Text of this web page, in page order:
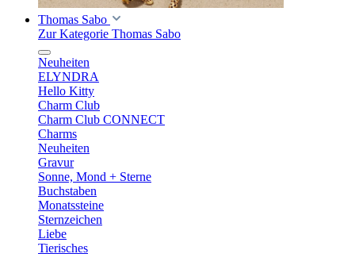
Thomas Sabo
Zur Kategorie Thomas Sabo
Neuheiten
ELYNDRA
Hello Kitty
Charm Club
Charm Club CONNECT
Charms
Neuheiten
Gravur
Sonne, Mond + Sterne
Buchstaben
Monatssteine
Sternzeichen
Liebe
Tierisches